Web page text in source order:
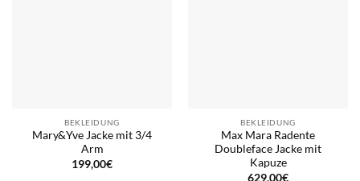
BEKLEIDUNG
Mary&Yve Jacke mit 3/4
Arm
199,00€
BEKLEIDUNG
Max Mara Radente
Doubleface Jacke mit
Kapuze
629,00€